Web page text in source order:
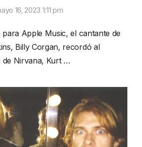
16, 2023 1:11 pm
para Apple Music, el cantante de
Billy Corgan, recordó al
de Nirvana, Kurt …